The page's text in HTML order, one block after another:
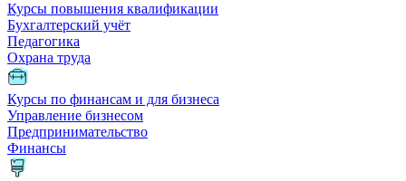
Курсы повышения квалификации
Бухгалтерский учёт
Педагогика
Охрана труда
Курсы по финансам и для бизнеса
Управление бизнесом
Предпринимательство
Финансы